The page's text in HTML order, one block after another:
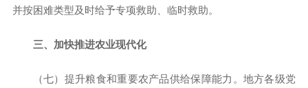
并按困难类型及时给予专项救助、临时救助。
三、加快推进农业现代化
（七）提升粮食和重要农产品供给保障能力。地方各级党